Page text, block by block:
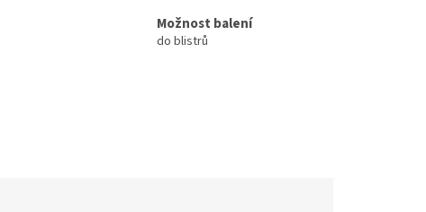
Možnost balení
do blistrů